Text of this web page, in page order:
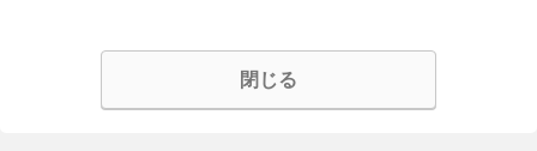
閉じる